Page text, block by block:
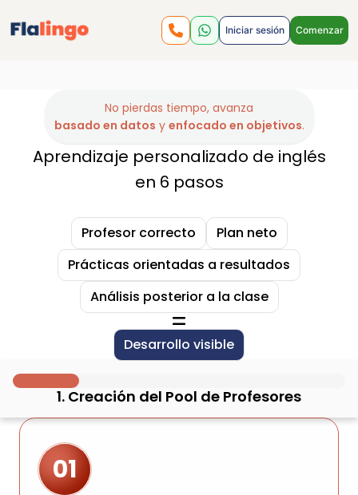
Iniciar sesión Comenzar
No pierdas tiempo, avanza
basado en datos y enfocado en objetivos.
Aprendizaje personalizado de inglés
en 6 pasos
Profesor correcto
Plan neto
Prácticas orientadas a resultados
Análisis posterior a la clase
Desarrollo visible
1. Creación del Pool de Profesores
01